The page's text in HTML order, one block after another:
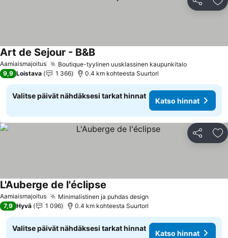
Jaa
Aamiaismajoitus Boutique-tyylinen uusklassinen kaupunkitalo
Art de Sejour - B&B
9,9 Loistava 1 366 0.4 km kohteesta Suurtori
Valitse päivät nähdäksesi tarkat hinnat
Katso hinnat
Jaa
Aamiaismajoitus Minimalistinen ja puhdas design
L'Auberge de l'éclipse
7,9 Hyvä 1 096 0.4 km kohteesta Suurtori
Valitse päivät nähdäksesi tarkat hinnat
Katso hinnat